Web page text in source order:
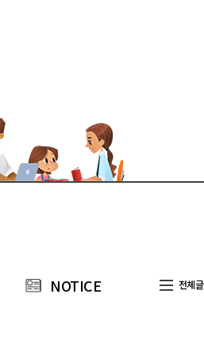
NOTICE 전체글